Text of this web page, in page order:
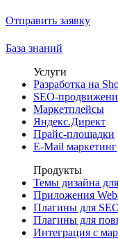
Отправить заявку
База знаний
Услуги
Разработка на
SEO-
Маркетплейсы
Яндекс.Директ
Прайс-площадки
E-Mail маркетинг
Продукты
Темы дизайна
Приложения
Плагины для
Плагины для
Интеграция с